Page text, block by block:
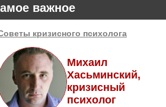
важное
кризисного психолога
Михаил
Хасьминский,
кризисный
психолог